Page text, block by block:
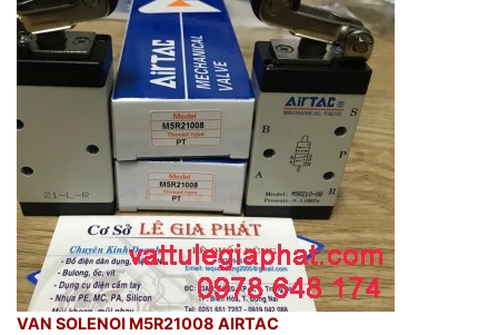
VAN SOLENOI M5R21008 AIRTAC